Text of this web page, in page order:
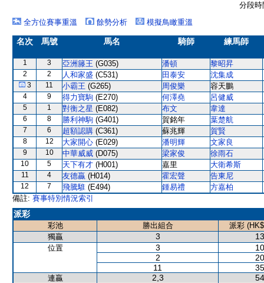
分段
全方位賽事重溫
餘勢分析 模擬鳥瞰重溫
名次 馬號 馬名 騎師 練馬師
1 3 亞洲籐王 (G035) 潘頓 黎昭昇
2 2 人和家盛 (C531) 田泰安 沈集成
3 11 小霸王 (G265) 周俊樂 容天鵬
4 9 得力寶駒 (E270) 何澤堯 呂健威
5 1 對衡之星 (E082) 布文 韋達
6 8 勝利神駒 (G401) 賀銘年 葉楚航
7 6 超額認購 (C361) 蘇兆輝 賀賢
8 12 大家開心 (E029) 潘明輝 文家良
9 10 中華威威 (D075) 梁家俊 徐雨石
10 5 天下有才 (H001) 嘉里 大衛希斯
11 4 友德贏 (H014) 霍宏聲 告東尼
12 7 飛騰騅 (E494) 鍾易禮
方嘉柏
備註: 賽事特別情況索引
派彩
彩池 勝出組合
派彩
獨贏
3
位置 3
2
11
連贏 2,3